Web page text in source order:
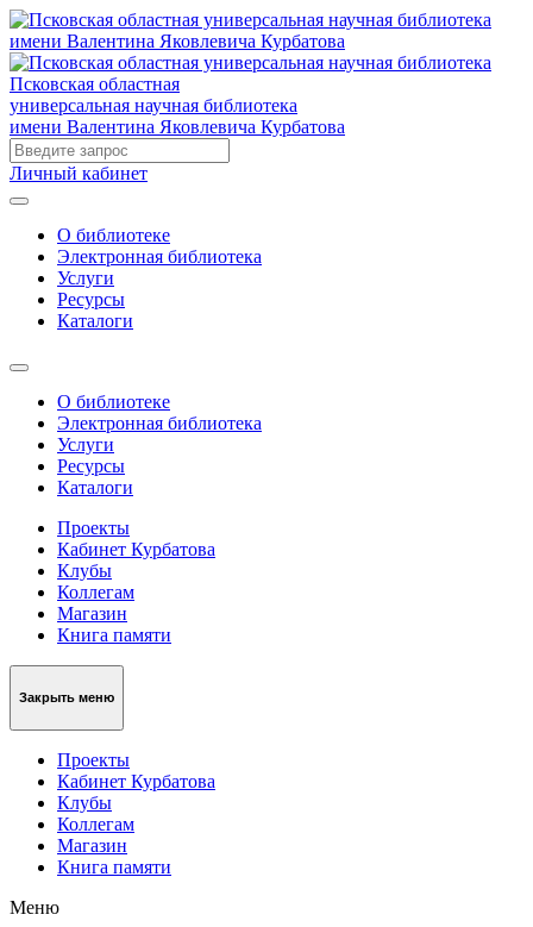
Псковская областная
универсальная научная библиотека
имени Валентина Яковлевича Курбатова
Личный кабинет
О библиотеке
Электронная библиотека
Услуги
Ресурсы
Каталоги
О библиотеке
Электронная библиотека
Услуги
Ресурсы
Каталоги
Проекты
Кабинет Курбатова
Клубы
Коллегам
Магазин
Книга памяти
Закрыть меню
Проекты
Кабинет Курбатова
Клубы
Коллегам
Магазин
Книга памяти
Меню